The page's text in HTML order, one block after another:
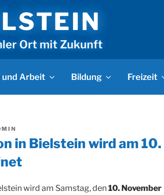
Ort mit Zukunft
und Arbeit Bildung Freizeit
in Bielstein wird am 10.
wird am Samstag, den10. November